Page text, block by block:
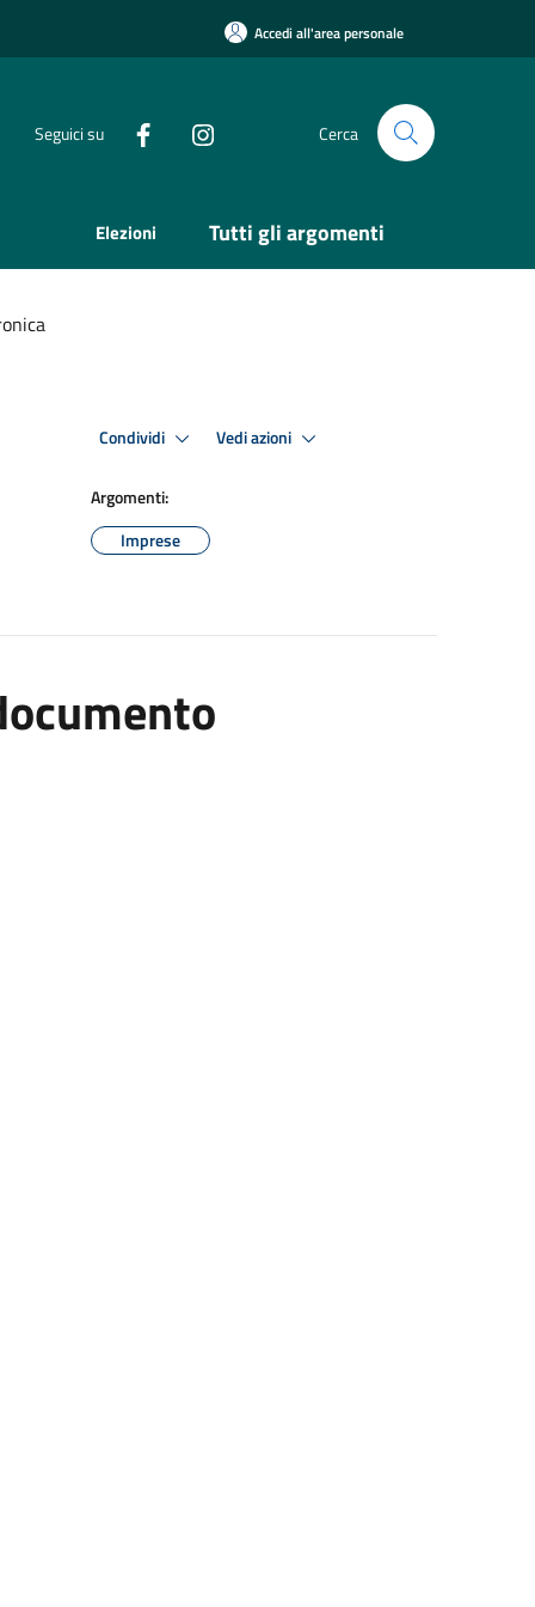
Accedi all'area personale
Seguici su Cerca
Elezioni Tutti gli argomenti
Condividi Vedi azioni
Argomenti:
Imprese